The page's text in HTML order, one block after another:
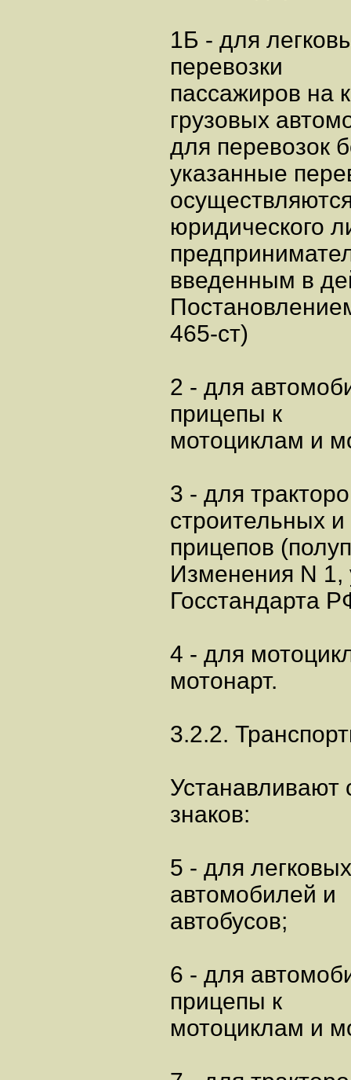
1Б - для
перевозки
пассажиров на
грузовых
для перевозок
указанные
юридического
введенным в
465-ст)
2 - для
прицепы к
мотоциклам и
3 - для
строительных
прицепов
Изменения N 1,
Госстандарта
4 - для
мотонарт.
3.2.2.
знаков:
5 - для
автомобилей и
автобусов;
6 - для
прицепы к
мотоциклам и